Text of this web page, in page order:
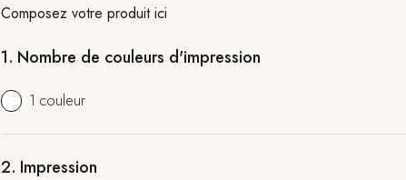
Composez votre produit ici
1. Nombre de couleurs d'impression
1 couleur
2. Impression